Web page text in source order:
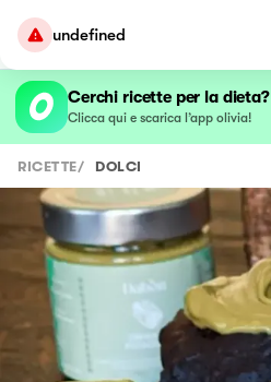
undefined
Cerchi ricette per la dieta?
Clicca qui e scarica l’app olivia!
RICETTE/ DOLCI